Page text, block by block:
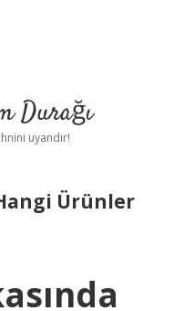
Durağı
uyandır!
Ürünler